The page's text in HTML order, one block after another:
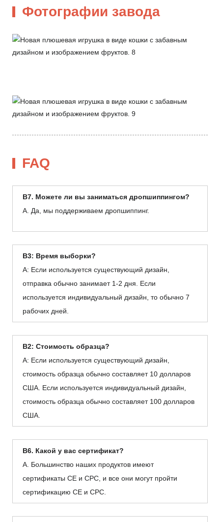
Фотографии завода
FAQ
В7. Можете ли вы заниматься дропшиппингом?
А. Да, мы поддерживаем дропшиппинг.
В3: Время выборки?
А: Если используется существующий дизайн,
отправка обычно занимает 1-2 дня. Если
используется индивидуальный дизайн, то обычно 7
рабочих дней.
В2: Стоимость образца?
А: Если используется существующий дизайн,
стоимость образца обычно составляет 10 долларов
США. Если используется индивидуальный дизайн,
стоимость образца обычно составляет 100 долларов
США.
В6. Какой у вас сертификат?
А. Большинство наших продуктов имеют
сертификаты CE и CPC, и все они могут пройти
сертификацию CE и CPC.